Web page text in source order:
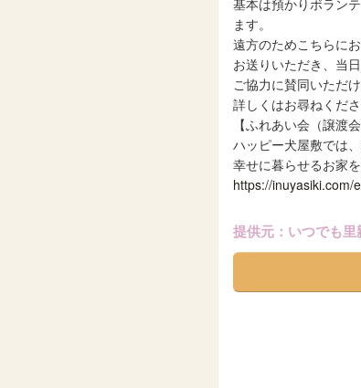
ます。
遠方のためこちらに
お送りいただき、当
ご協力に賛同いただ
詳しくはお尋ねくださ
【ふれあい会（譲渡会
ハッピー犬屋敷では
幸せに暮らせるお家
https://inuyasiki.com/
提供元：いつでも里